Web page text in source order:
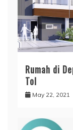
Rumah di
Tol
May 22, 2021